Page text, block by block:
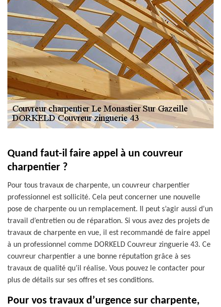
Quand faut-il faire appel à un couvreur
charpentier ?
Pour tous travaux de charpente, un couvreur charpentier
professionnel est sollicité. Cela peut concerner une nouvelle
pose de charpente ou un remplacement. Il peut s’agir aussi d’un
travail d’entretien ou de réparation. Si vous avez des projets de
travaux de charpente en vue, il est recommandé de faire appel
à un professionnel comme DORKELD Couvreur zinguerie 43. Ce
couvreur charpentier a une bonne réputation grâce à ses
travaux de qualité qu’il réalise. Vous pouvez le contacter pour
plus de détails sur ses offres et ses conditions.
Pour vos travaux d’urgence sur charpente,